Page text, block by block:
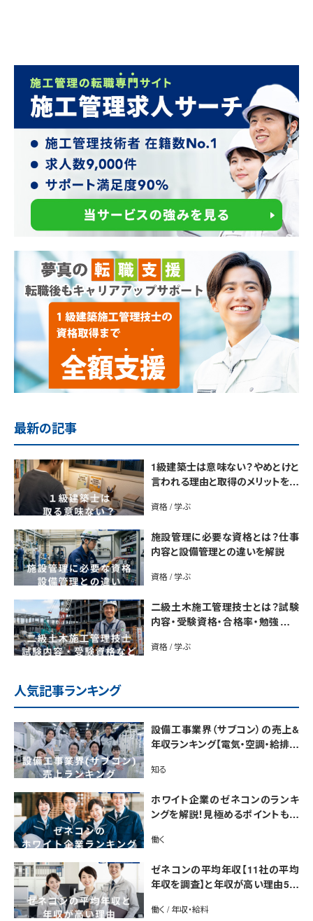
最新の記事
1級建築士は意味ない？やめとけと
言われる理由と取得のメリットを解
資格 / 学ぶ
施設管理に必要な資格とは？仕事
内容と設備管理との違いを解説
資格 / 学ぶ
二級土木施工管理技士とは？試験
内容・受験資格・合格率・勉強法を
資格 / 学ぶ
人気記事ランキング
設備工事業界（サブコン）の売上&
年収ランキング【電気・空調・給排水
市場規模も解説
知る
ホワイト企業のゼネコンのランキ
ングを解説！見極めるポイントも紹
働く
ゼネコンの平均年収【11社の平均
年収を調査】と年収が高い理由5選
働く / 年収・給料